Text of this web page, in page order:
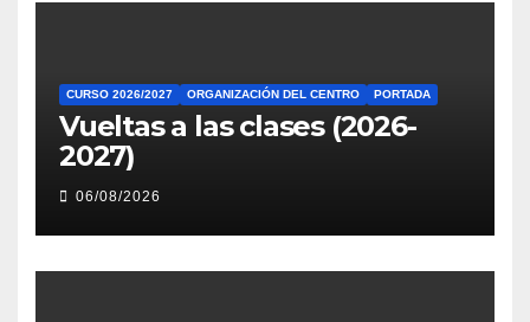
CURSO 2026/2027 ORGANIZACIÓN DEL CENTRO PORTADA
Vueltas a las clases (2026-
2027)
06/08/2026